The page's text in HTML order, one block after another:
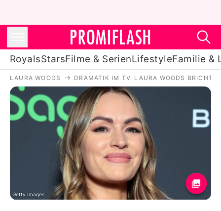
RoyalsStarsFilme & SerienLifestyleFamilie &
Royals
Filme & Serien
Lifestyle
Familie & Liebe
Promiflash Exklusiv
LAURA WOODS DRAMATIK IM TV: LAURA WOODS BRICHT
Getty Images